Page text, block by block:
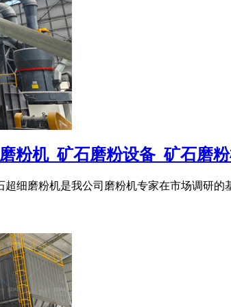
粉机_矿石磨粉设备_矿石磨
超细磨粉机是我公司磨粉机专家在市场调研